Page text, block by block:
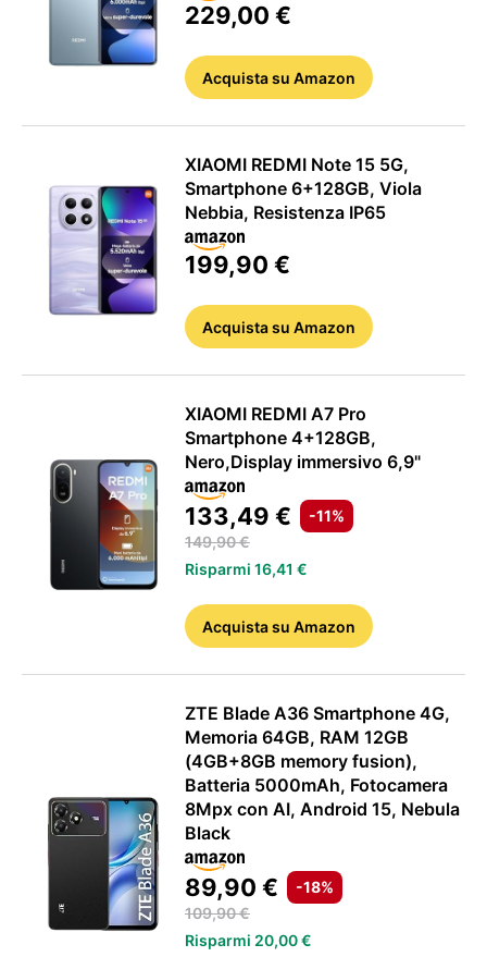
ANDROID
229,00 €
Acquistasu Amazon
XIAOMI REDMI Note 15 5G,
Smartphone 6+128GB, Viola
Nebbia, Resistenza IP65
199,90 €
Acquistasu Amazon
XIAOMI REDMI A7 Pro
Smartphone 4+128GB,
Nero,Display immersivo 6,9"
133,49 €
-11%
149,90 €
Risparmi 16,41 €
Acquistasu Amazon
ZTE Blade A36 Smartphone 4G,
Memoria 64GB, RAM 12GB
(4GB+8GB memory fusion),
Batteria 5000mAh, Fotocamera
8Mpx con AI, Android 15, Nebula
Black
89,90 €
-18%
109,90 €
Risparmi 20,00 €